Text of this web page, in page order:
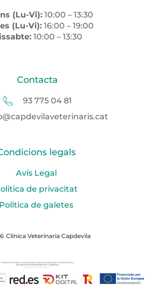
(Lu-Vi): 10:00 – 13:30
(Lu-Vi): 16:00 – 19:00
10:00 – 13:30
Contacta
93 775 04 81
legals
Avís Legal
de privacitat
Politica de galetes
Clínica Veterinaria Capdevila